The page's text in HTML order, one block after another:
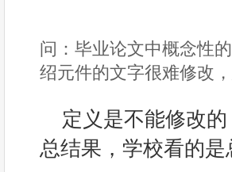
问：毕业论文中概念性
绍元件的文字很难修改
定义是不能修改
总结果，学校看的是